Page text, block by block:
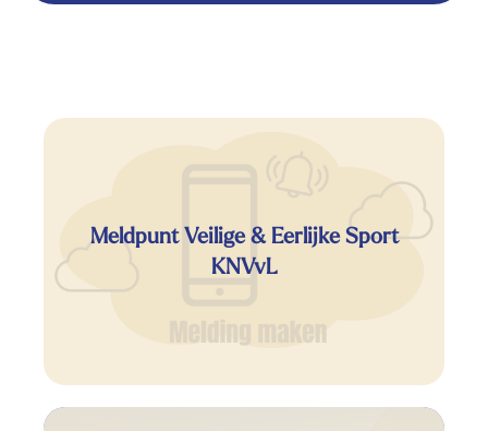
Meldpunt Veilige & Eerlijke Sport
KNVvL